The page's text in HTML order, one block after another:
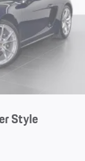
Style